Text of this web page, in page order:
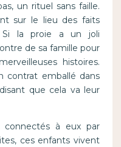
un rituel sans faille.
sur le lieu des faits
Si la proie a un joli
de sa famille pour
histoires.
contrat emballé dans
que cela va leur
connectés à eux par
ces enfants vivent